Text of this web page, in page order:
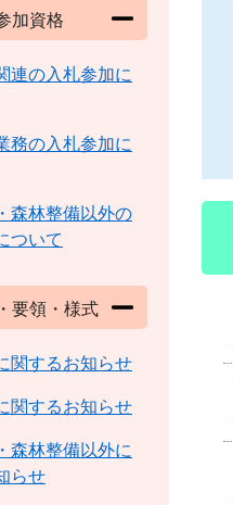
加資格
連の入札参加に
務の入札参加に
森林整備以外の
ついて
要領・様式
関するお知らせ
関するお知らせ
森林整備以外に
らせ